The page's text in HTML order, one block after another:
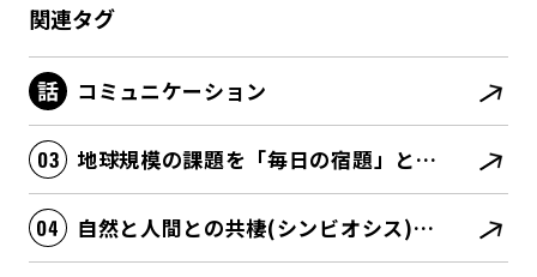
関連タグ
コミュニケーション
地球規模の課題を「毎日の宿題」としてローカルに解決を図る
自然と人間との共棲(シンビオシス)関係が深化する